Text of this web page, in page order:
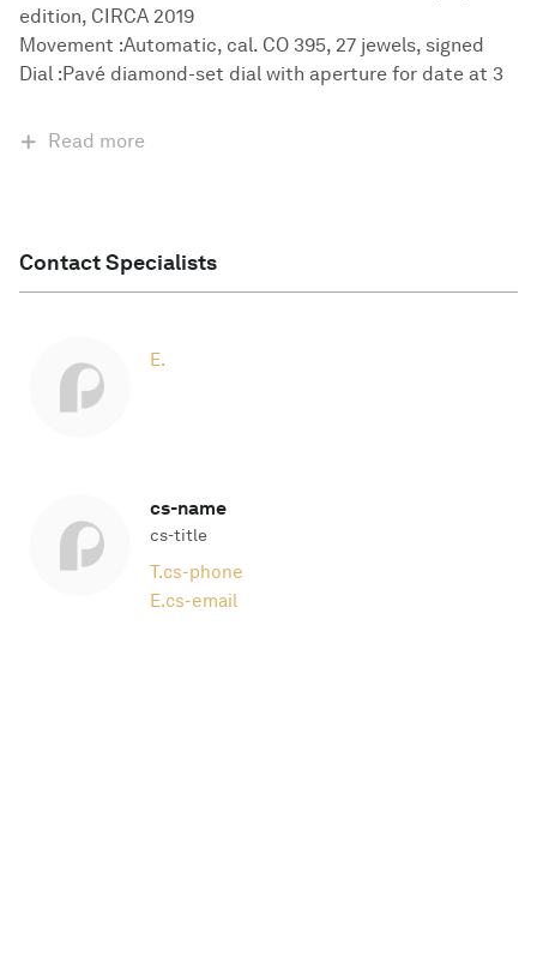
edition, CIRCA 2019
Movement :Automatic, cal. CO 395, 27 jewels, signed
Dial :Pavé diamond-set dial with aperture for date at 3
Read more
Contact Specialists
E.
cs-name
cs-title
T.cs-phone
E.cs-email